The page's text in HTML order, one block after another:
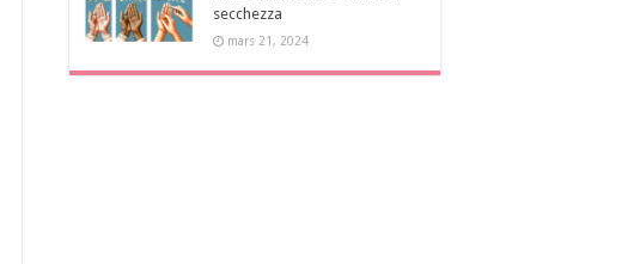
secchezza
mars 21, 2024